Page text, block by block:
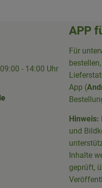
Kreis-100094715007395/
- 14:00 Uhr
APP
Für
App (
Hinweis:
und
Inhalte
geprüft,